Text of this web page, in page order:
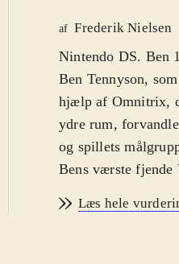
af Frederik Nielsen
Nintendo DS. Ben
Ben Tennyson,
hjælp af Omnitrix,
ydre rum,
og spillets
Bens værste fjende
forhindre
Læs hele